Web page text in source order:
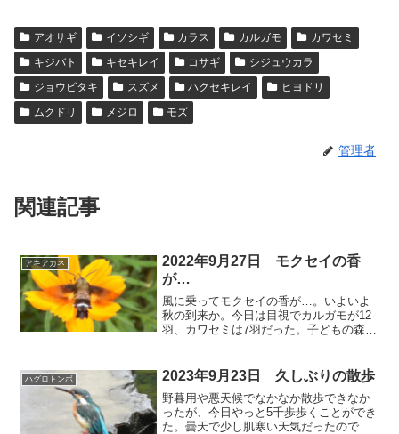
アオサギ イソシギ カラス カルガモ
カワセミ
キジバト
キセキレイ コサギ
シジュウカラ
ジョウビタキ
スズメ ハクセキレイ
ヒヨドリ
ムクドリ
メジロ モズ
管理者
関連記事
アキアカネ
2022年9月27日 モクセイの香
が…
風に乗ってモクセイの香が…。いよいよ
秋の到来か。今日は目視でカルガモが12
羽、カワセミは7羽だった。子どもの森の
少ないウォーク入口付近と上和田中より
下流にいた。⬇ 放水...
ハグロトンボ 2023年9月23日 久しぶりの散歩
野暮用や悪天候でなかなか散歩できなか
ったが、今日やっと5千歩歩くことができ
た。曇天で少し肌寒い天気だったので生